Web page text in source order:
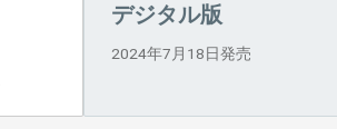
デジタル版
2024年7月18日発売